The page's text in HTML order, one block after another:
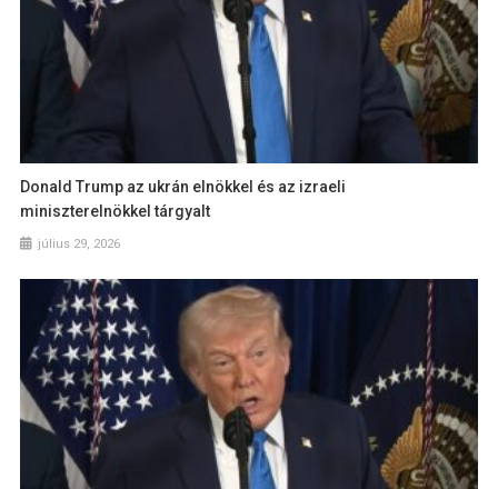
Donald Trump az ukrán elnökkel és az izraeli
miniszterelnökkel tárgyalt
július 29, 2026